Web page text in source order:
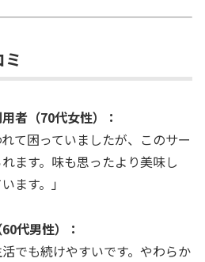
者（70代女性）：
て困っていましたが、このサー
ます。味も思ったより美味し
ます。」
代男性）：
でも続けやすいです。やわらか